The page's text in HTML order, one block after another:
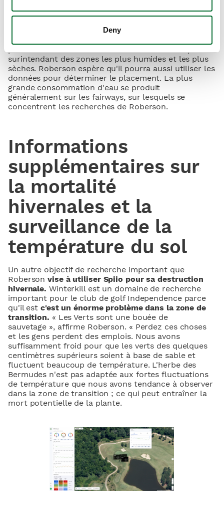
Deny
L'une des questions que Roberson se pose dans le
déterminer l'emplacement optimal des capteurs. À
surintendant des zones les plus humides et les plus
sèches. Roberson espère qu'il pourra aussi utiliser les
données pour déterminer le placement. La plus
grande consommation d'eau se produit
généralement sur les fairways, sur lesquels se
concentrent les recherches de Roberson.
Informations
supplémentaires sur
la mortalité
hivernales et la
surveillance de la
température du sol
Un autre objectif de recherche important que
Robersonvise à utiliser Spiio pour sa destruction
hivernale. Winterkill est un domaine de recherche
important pour le club de golf Independence parce
qu'il est c'est un énorme problème dans la zone de
transition. « Les Verts sont une bouée de
sauvetage », affirme Roberson. « Perdez ces choses
et les gens perdent des emplois. Nous avons
suffisamment froid pour que les verts des quelques
centimètres supérieurs soient à base de sable et
fluctuent beaucoup de température. L'herbe des
Bermudes n'est pas adaptée aux fortes fluctuations
de température que nous avons tendance à observer
dans la zone de transition ; ce qui peut entraîner la
mort potentielle de la plante.